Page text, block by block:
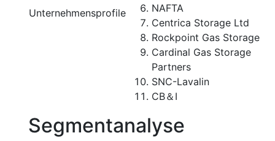
Unternehmensprofile
NAFTA
Centrica Storage Ltd
Rockpoint Gas Storage
Cardinal Gas Storage
Partners
SNC-Lavalin
CB＆I
Segmentanalyse